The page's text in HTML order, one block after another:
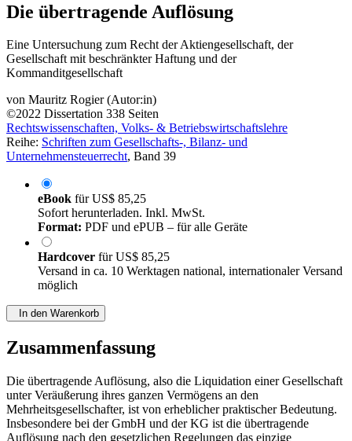
Die übertragende Auflösung
Eine Untersuchung zum Recht der Aktiengesellschaft, der
Gesellschaft mit beschränkter Haftung und der
Kommanditgesellschaft
von Mauritz Rogier (Autor:in)
©2022 Dissertation 338 Seiten
Rechtswissenschaften, Volks- & Betriebswirtschaftslehre
Reihe: Schriften zum Gesellschafts-, Bilanz- und
Unternehmensteuerrecht, Band 39
eBook fürUS$ 85,25
Sofort herunterladen. Inkl. MwSt.
Format: PDF und ePUB – für alle Geräte
Hardcover fürUS$ 85,25
Versand in ca. 10 Werktagen national, internationaler Versand
möglich
In den Warenkorb
Zusammenfassung
Die übertragende Auflösung, also die Liquidation einer Gesellschaft
unter Veräußerung ihres ganzen Vermögens an den
Mehrheitsgesellschafter, ist von erheblicher praktischer Bedeutung.
Insbesondere bei der GmbH und der KG ist die übertragende
Auflösung nach den gesetzlichen Regelungen das einzige